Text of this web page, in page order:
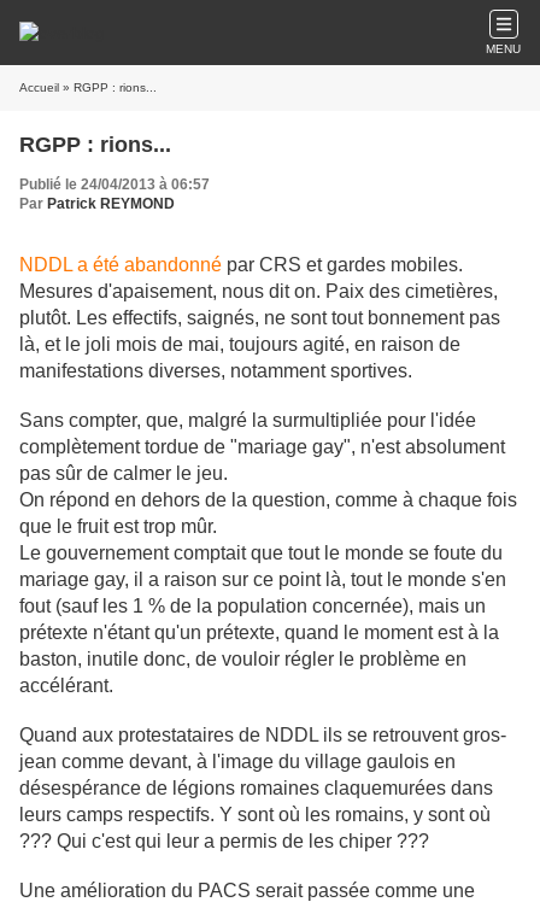
MENU
Accueil » RGPP : rions...
RGPP : rions...
Publié le 24/04/2013 à 06:57
Par Patrick REYMOND
NDDL a été abandonné par CRS et gardes mobiles.
Mesures d'apaisement, nous dit on. Paix des cimetières,
plutôt. Les effectifs, saignés, ne sont tout bonnement pas
là, et le joli mois de mai, toujours agité, en raison de
manifestations diverses, notamment sportives.
Sans compter, que, malgré la surmultipliée pour l'idée
complètement tordue de "mariage gay", n'est absolument
pas sûr de calmer le jeu.
On répond en dehors de la question, comme à chaque fois
que le fruit est trop mûr.
Le gouvernement comptait que tout le monde se foute du
mariage gay, il a raison sur ce point là, tout le monde s'en
fout (sauf les 1 % de la population concernée), mais un
prétexte n'étant qu'un prétexte, quand le moment est à la
baston, inutile donc, de vouloir régler le problème en
accélérant.
Quand aux protestataires de NDDL ils se retrouvent gros-
jean comme devant, à l'image du village gaulois en
désespérance de légions romaines claquemurées dans
leurs camps respectifs. Y sont où les romains, y sont où
??? Qui c'est qui leur a permis de les chiper ???
Une amélioration du PACS serait passée comme une